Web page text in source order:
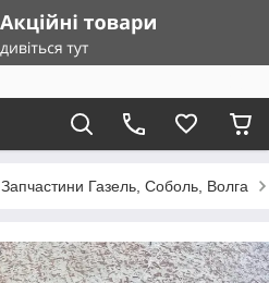
Запчастини Газель, Соболь, Волга